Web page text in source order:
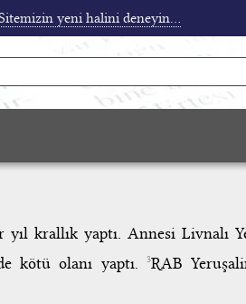
yeni halini deneyin...
krallık yaptı. Annesi Livnalı
kötü olanı yaptı.3RAB